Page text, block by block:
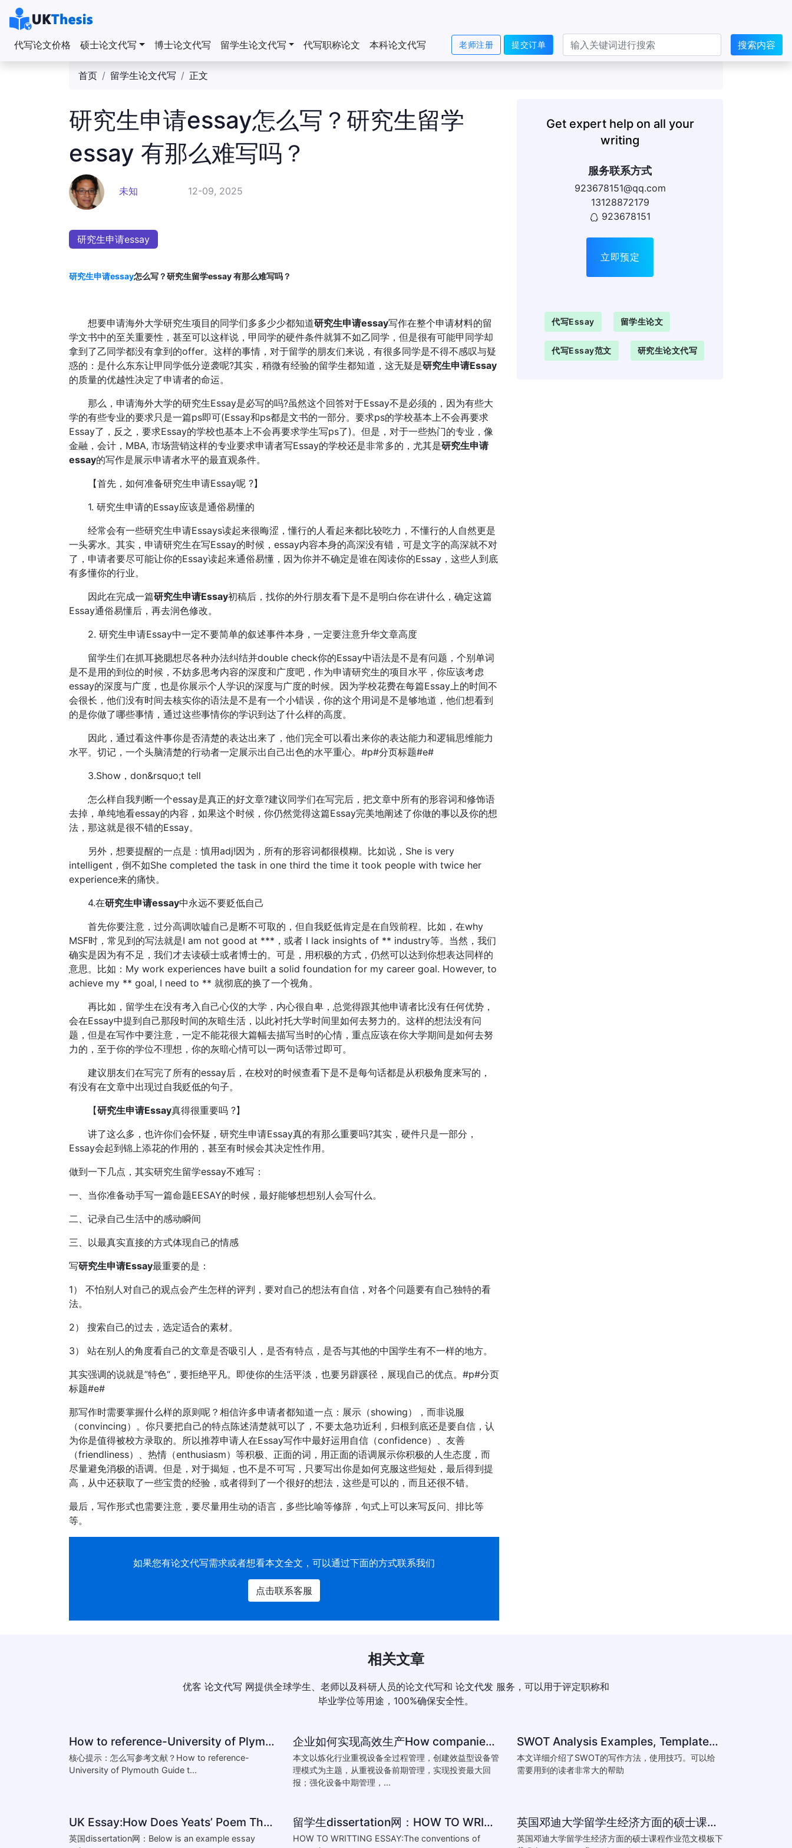
代写论文价格 硕士论文代写 博士论文代写 留学生论文代写 代写职称论文 本科论文代写 搜索内容
老师注册 提交订单
首页 留学生论文代写 正文
研究生申请essay怎么写？研究生留学
essay 有那么难写吗？
未知 12-09, 2025
研究生申请essay
研究生申请essay怎么写？研究生留学essay 有那么难写吗？
想要申请海外大学研究生项目的同学们多多少少都知道研究生申请essay写作在整个申请材料的留
学文书中的至关重要性，甚至可以这样说，甲同学的硬件条件就算不如乙同学，但是很有可能甲同学却
拿到了乙同学都没有拿到的offer。这样的事情，对于留学的朋友们来说，有很多同学是不得不感叹与疑
惑的：是什么东东让甲同学低分逆袭呢?其实，稍微有经验的留学生都知道，这无疑是研究生申请Essay
的质量的优越性决定了申请者的命运。
那么，申请海外大学的研究生Essay是必写的吗?虽然这个回答对于Essay不是必须的，因为有些大
学的有些专业的要求只是一篇ps即可(Essay和ps都是文书的一部分。要求ps的学校基本上不会再要求
Essay了，反之，要求Essay的学校也基本上不会再要求学生写ps了)。但是，对于一些热门的专业，像
金融，会计，MBA, 市场营销这样的专业要求申请者写Essay的学校还是非常多的，尤其是研究生申请
essay的写作是展示申请者水平的最直观条件。
【首先，如何准备研究生申请Essay呢 ?】
1. 研究生申请的Essay应该是通俗易懂的
经常会有一些研究生申请Essays读起来很晦涩，懂行的人看起来都比较吃力，不懂行的人自然更是
一头雾水。其实，申请研究生在写Essay的时候，essay内容本身的高深没有错，可是文字的高深就不对
了，申请者要尽可能让你的Essay读起来通俗易懂，因为你并不确定是谁在阅读你的Essay，这些人到底
有多懂你的行业。
因此在完成一篇研究生申请Essay初稿后，找你的外行朋友看下是不是明白你在讲什么，确定这篇
Essay通俗易懂后，再去润色修改。
2. 研究生申请Essay中一定不要简单的叙述事件本身，一定要注意升华文章高度
留学生们在抓耳挠腮想尽各种办法纠结并double check你的Essay中语法是不是有问题，个别单词
是不是用的到位的时候，不妨多思考内容的深度和广度吧，作为申请研究生的项目水平，你应该考虑
essay的深度与广度，也是你展示个人学识的深度与广度的时候。因为学校花费在每篇Essay上的时间不
会很长，他们没有时间去核实你的语法是不是有一个小错误，你的这个用词是不是够地道，他们想看到
的是你做了哪些事情，通过这些事情你的学识到达了什么样的高度。
因此，通过看这件事你是否清楚的表达出来了，他们完全可以看出来你的表达能力和逻辑思维能力
水平。切记，一个头脑清楚的行动者一定展示出自己出色的水平重心。#p#分页标题#e#
3.Show，don&rsquo;t tell
怎么样自我判断一个essay是真正的好文章?建议同学们在写完后，把文章中所有的形容词和修饰语
去掉，单纯地看essay的内容，如果这个时候，你仍然觉得这篇Essay完美地阐述了你做的事以及你的想
法，那这就是很不错的Essay。
另外，想要提醒的一点是：慎用adj!因为，所有的形容词都很模糊。比如说，She is very
intelligent，倒不如She completed the task in one third the time it took people with twice her
experience来的痛快。
4.在研究生申请essay中永远不要贬低自己
首先你要注意，过分高调吹嘘自己是断不可取的，但自我贬低肯定是在自毁前程。比如，在why
MSF时，常见到的写法就是I am not good at ***，或者 I lack insights of ** industry等。当然，我们
确实是因为有不足，我们才去读硕士或者博士的。可是，用积极的方式，仍然可以达到你想表达同样的
意思。比如：My work experiences have built a solid foundation for my career goal. However, to
achieve my ** goal, I need to ** 就彻底的换了一个视角。
再比如，留学生在没有考入自己心仪的大学，内心很自卑，总觉得跟其他申请者比没有任何优势，
会在Essay中提到自己那段时间的灰暗生活，以此衬托大学时间里如何去努力的。这样的想法没有问
题，但是在写作中要注意，一定不能花很大篇幅去描写当时的心情，重点应该在你大学期间是如何去努
力的，至于你的学位不理想，你的灰暗心情可以一两句话带过即可。
建议朋友们在写完了所有的essay后，在校对的时候查看下是不是每句话都是从积极角度来写的，
有没有在文章中出现过自我贬低的句子。
【研究生申请Essay真得很重要吗 ?】
讲了这么多，也许你们会怀疑，研究生申请Essay真的有那么重要吗?其实，硬件只是一部分，
Essay会起到锦上添花的作用的，甚至有时候会其决定性作用。
做到一下几点，其实研究生留学essay不难写：
一、当你准备动手写一篇命题EESAY的时候，最好能够想想别人会写什么。
二、记录自己生活中的感动瞬间
三、以最真实直接的方式体现自己的情感
写研究生申请Essay最重要的是：
1） 不怕别人对自己的观点会产生怎样的评判，要对自己的想法有自信，对各个问题要有自己独特的看
法。
2） 搜索自己的过去，选定适合的素材。
3） 站在别人的角度看自己的文章是否吸引人，是否有特点，是否与其他的中国学生有不一样的地方。
其实强调的说就是”特色“，要拒绝平凡。即使你的生活平淡，也要另辟蹊径，展现自己的优点。#p#分页
标题#e#
那写作时需要掌握什么样的原则呢？相信许多申请者都知道一点：展示（showing），而非说服
（convincing）。你只要把自己的特点陈述清楚就可以了，不要太急功近利，归根到底还是要自信，认
为你是值得被校方录取的。所以推荐申请人在Essay写作中最好运用自信（confidence）、友善
（friendliness）、热情（enthusiasm）等积极、正面的词，用正面的语调展示你积极的人生态度，而
尽量避免消极的语调。但是，对于揭短，也不是不可写，只要写出你是如何克服这些短处，最后得到提
高，从中还获取了一些宝贵的经验，或者得到了一个很好的想法，这些是可以的，而且还很不错。
最后，写作形式也需要注意，要尽量用生动的语言，多些比喻等修辞，句式上可以来写反问、排比等
等。
如果您有论文代写需求或者想看本文全文，可以通过下面的方式联系我们
点击联系客服
Get expert help on all your
writing
服务联系方式
923678151@qq.com
13128872179
923678151
立即预定
代写essay 留学生论文
代写essay范文 研究生论文代写
相关文章
优客 论文代写 网提供全球学生、老师以及科研人员的论文代写和 论文代发 服务，可以用于评定职称和
毕业学位等用途，100%确保安全性。
How to reference-University of Plymouth Guide to Referencing
核心提示：怎么写参考文献？How to reference-
University of Plymouth Guide t...
企业如何实现高效生产How companies achieve efficient production
本文以炼化行业重视设备全过程管理，创建效益型设备管
理模式为主题，从重视设备前期管理，实现投资最大回
报；强化设备中期管理，...
SWOT Analysis Examples, Templates & Definition
本文详细介绍了SWOT的写作方法，使用技巧。可以给
需要用到的读者非常大的帮助
UK Essay:How Does Yeats’ Poem The Second Coming Reflect the
英国dissertation网：Below is an example essay
留学生dissertation网：HOW TO WRITTING ESSAY:The conventions of
HOW TO WRITTING ESSAY:The conventions of
英国邓迪大学留学生经济方面的硕士课程作业范文模板下载-What are the major obstacles that confront Chinese private firms in today
英国邓迪大学留学生经济方面的硕士课程作业范文模板下